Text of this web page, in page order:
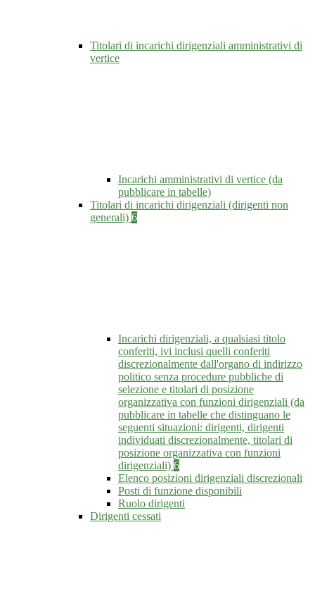
Titolari di incarichi dirigenziali amministrativi di
vertice
Incarichi amministrativi di vertice (da
pubblicare in tabelle)
Titolari di incarichi dirigenziali (dirigenti non
generali) 6
Incarichi dirigenziali, a qualsiasi titolo
conferiti, ivi inclusi quelli conferiti
discrezionalmente dall'organo di indirizzo
politico senza procedure pubbliche di
selezione e titolari di posizione
organizzativa con funzioni dirigenziali (da
pubblicare in tabelle che distinguano le
seguenti situazioni: dirigenti, dirigenti
individuati discrezionalmente, titolari di
posizione organizzativa con funzioni
dirigenziali) 6
Elenco posizioni dirigenziali discrezionali
Posti di funzione disponibili
Ruolo dirigenti
Dirigenti cessati